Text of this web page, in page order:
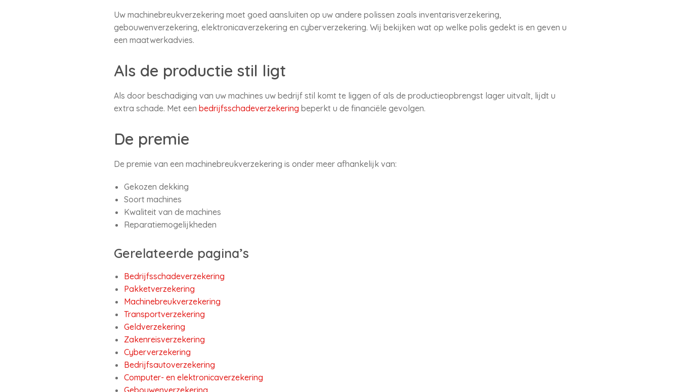
Uw machinebreukverzekering moet goed aansluiten op uw andere polissen zoals inventarisverzekering,
gebouwenverzekering, elektronicaverzekering en cyberverzekering. Wij bekijken wat op welke polis gedekt is en geven u
een maatwerkadvies.
Als de productie stil ligt
Als door beschadiging van uw machines uw bedrijf stil komt te liggen of als de productieopbrengst lager uitvalt, lijdt u
extra schade. Met een bedrijfsschadeverzekering beperkt u de financiële gevolgen.
De premie
De premie van een machinebreukverzekering is onder meer afhankelijk van:
Gekozen dekking
Soort machines
Kwaliteit van de machines
Reparatiemogelijkheden
Gerelateerde pagina’s
Bedrijfsschadeverzekering
Pakketverzekering
Machinebreukverzekering
Transportverzekering
Geldverzekering
Zakenreisverzekering
Cyberverzekering
Bedrijfsautoverzekering
Computer- en elektronicaverzekering
Gebouwenverzekering